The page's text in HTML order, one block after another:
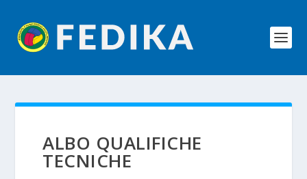
ALBO QUALIFICHE
TECNICHE